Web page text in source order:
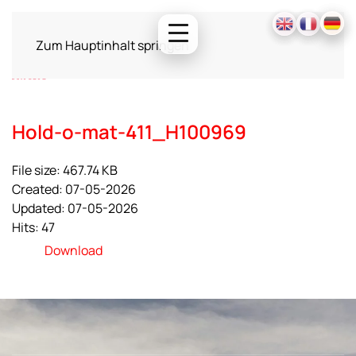
Zum Hauptinhalt springen
Hold-o-mat-411_H100969
File size: 467.74 KB
Created: 07-05-2026
Updated: 07-05-2026
Hits: 47
Download